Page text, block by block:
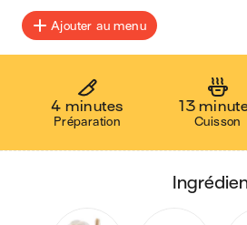
Ajouter au menu
4 minutes
Préparation
13
Cuisson